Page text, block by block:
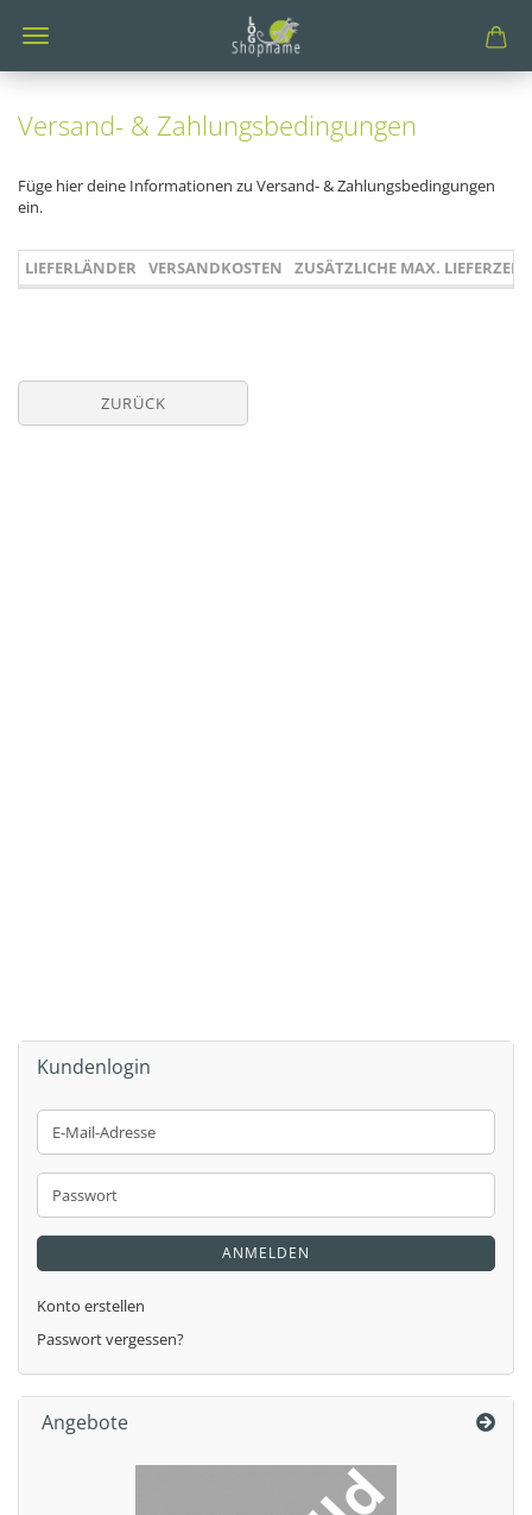
Versand- & Zahlungsbedingungen
Füge hier deine Informationen zu Versand- & Zahlungsbedingungen
ein.
LIEFERLÄNDER VERSANDKOSTEN ZUSÄTZLICHE MAX. LIEFERZEIT
ZURÜCK
Kundenlogin
E-
Mail-
Adresse
Passwort
ANMELDEN
Konto erstellen
Passwort vergessen?
Angebote